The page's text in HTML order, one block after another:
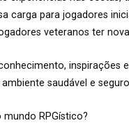
carga para jogadores
veteranos ter
inspirações
saudável e
RPGístico?